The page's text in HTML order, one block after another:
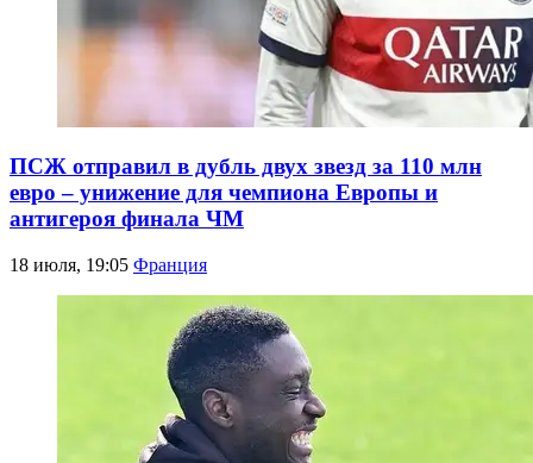
ПСЖ отправил в дубль двух звезд за 110 млн
евро – унижение для чемпиона Европы и
антигероя финала ЧМ
18 июля, 19:05 Франция